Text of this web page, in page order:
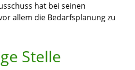
hat bei seinen
allem die Bedarfsplanung zu
Stelle